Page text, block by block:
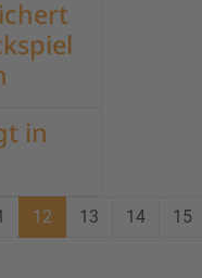
in
Seite 12 von 21
12 13 14 15